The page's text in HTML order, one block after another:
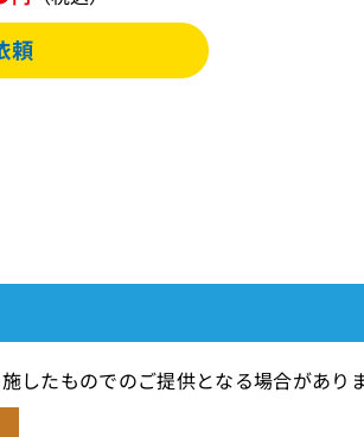
たものでのご提供となる場合がありま